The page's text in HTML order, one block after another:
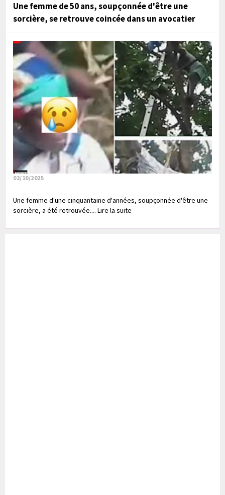
Une femme de 50 ans, soupçonnée d'être une
sorcière, se retrouve coincée dans un avocatier
02/10/2025
Une femme d'une cinquantaine d'années, soupçonnée d'être une
sorcière, a été retrouvée.... Lire la suite